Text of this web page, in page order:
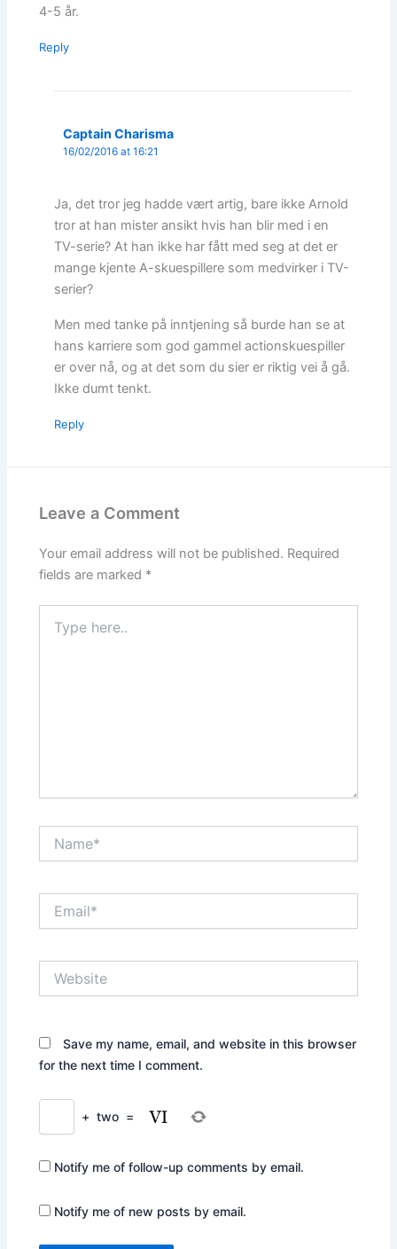
4-5 år.
Reply
Captain Charisma
16/02/2016 at 16:21
Ja, det tror jeg hadde vært artig, bare ikke Arnold
tror at han mister ansikt hvis han blir med i en
TV-serie? At han ikke har fått med seg at det er
mange kjente A-skuespillere som medvirker i TV-
serier?
Men med tanke på inntjening så burde han se at
hans karriere som god gammel actionskuespiller
er over nå, og at det som du sier er riktig vei å gå.
Ikke dumt tenkt.
Reply
Leave a Comment
Your email address will not be published. Required
fields are marked *
here..
Save my name, email, and website in this browser
for the next time I comment.
+ two =
Notify me of follow-up comments by email.
Notify me of new posts by email.